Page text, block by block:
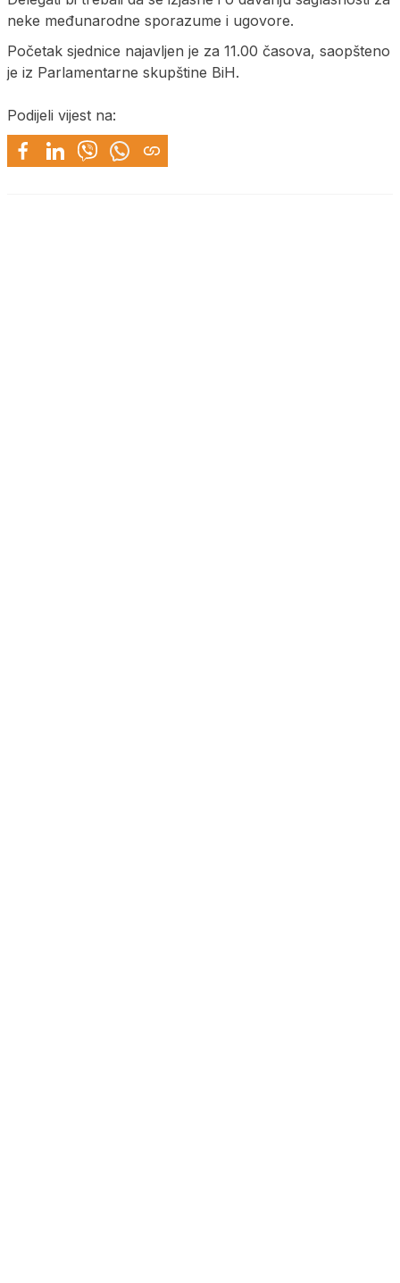
neke međunarodne sporazume i ugovore.
Početak sjednice najavljen je za 11.00 časova, saopšteno
je iz Parlamentarne skupštine BiH.
Podijeli vijest na: